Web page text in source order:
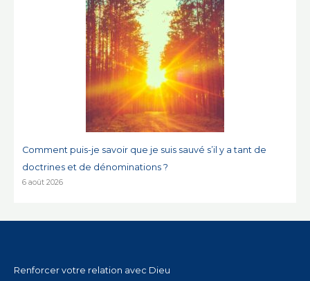
Comment puis-je savoir que je suis sauvé s’il y a tant de
doctrines et de dénominations ?
6 août 2026
Renforcer votre relation avec Dieu